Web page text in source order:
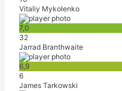
Vitaliy Mykolenko
7,0
32
Jarrad Branthwaite
6,9
6
James Tarkowski